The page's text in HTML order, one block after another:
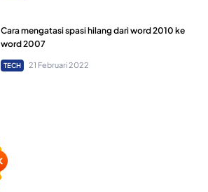
Cara mengatasi spasi hilang dari word 2010 ke
word 2007
TECH 21 Februari 2022